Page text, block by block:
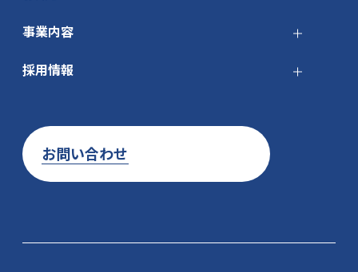
事業内容
採用情報
お問い合わせ